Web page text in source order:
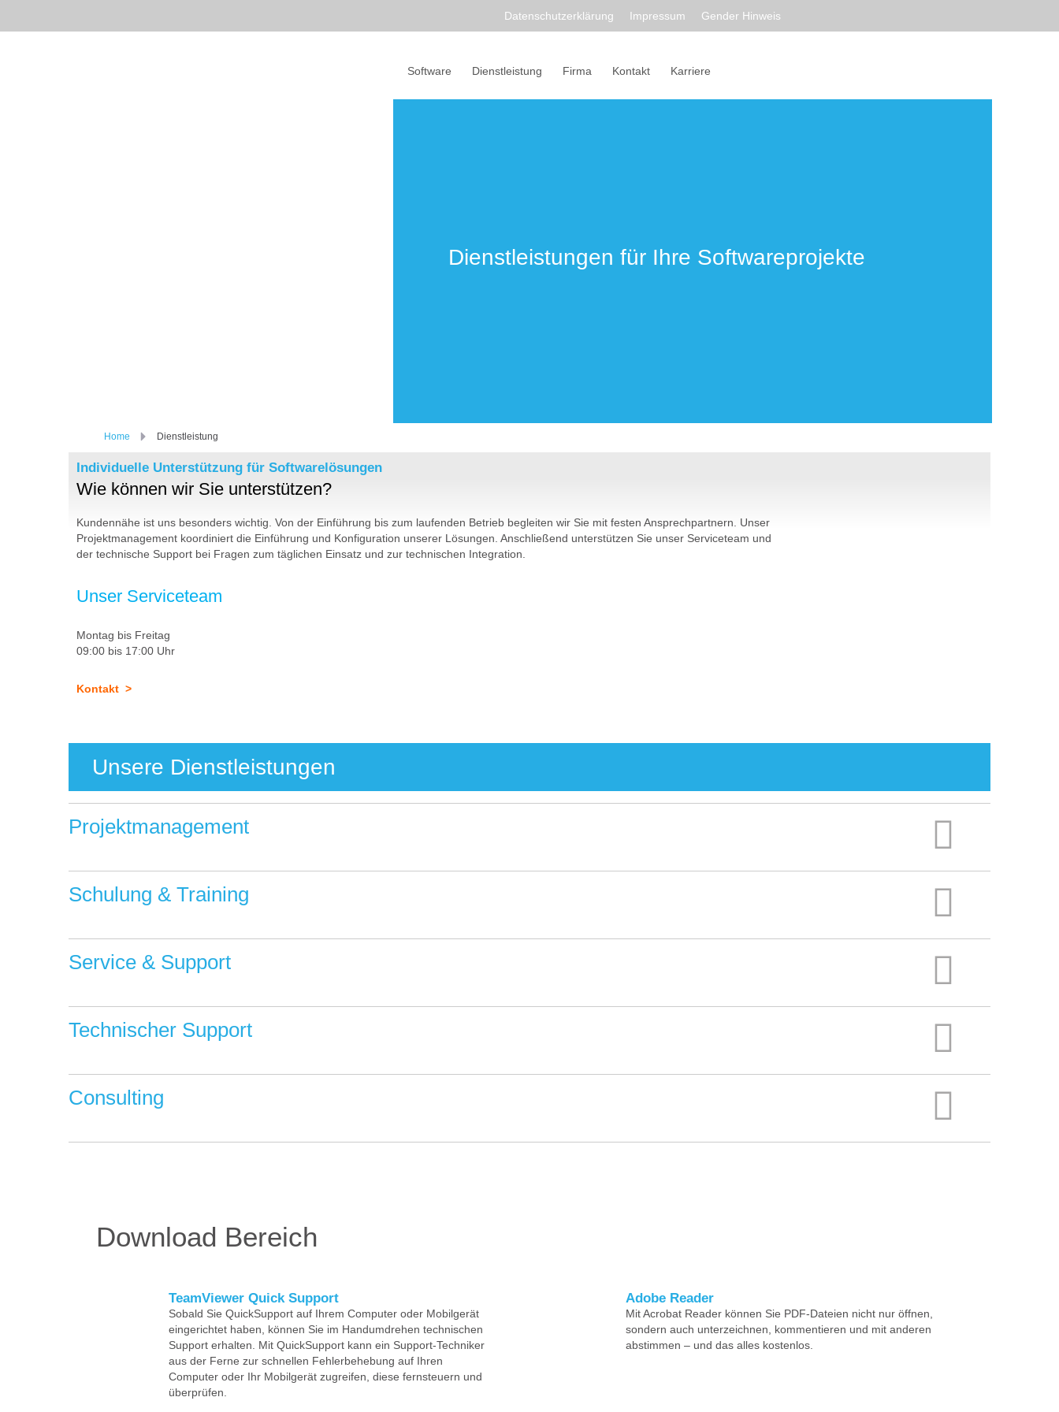
Datenschutzerklärung Impressum Gender Hinweis
Software Dienstleistung Firma Kontakt Karriere
Dienstleistungen für Ihre Softwareprojekte
Home Dienstleistung
Individuelle Unterstützung für Softwarelösungen
Wie können wir Sie unterstützen?
Kundennähe ist uns besonders wichtig. Von der Einführung bis zum laufenden Betrieb begleiten wir Sie mit festen Ansprechpartnern. Unser
Projektmanagement koordiniert die Einführung und Konfiguration unserer Lösungen. Anschließend unterstützen Sie unser Serviceteam und
der technische Support bei Fragen zum täglichen Einsatz und zur technischen Integration.
Unser Serviceteam
Montag bis Freitag
09:00 bis 17:00 Uhr
Kontakt >
Unsere Dienstleistungen
Projektmanagement
Schulung & Training
Service & Support
Technischer Support
Consulting
Download Bereich
TeamViewer Quick Support
Sobald Sie QuickSupport auf Ihrem Computer oder Mobilgerät
eingerichtet haben, können Sie im Handumdrehen technischen
Support erhalten. Mit QuickSupport kann ein Support-Techniker
aus der Ferne zur schnellen Fehlerbehebung auf Ihren
Computer oder Ihr Mobilgerät zugreifen, diese fernsteuern und
überprüfen.
Adobe Reader
Mit Acrobat Reader können Sie PDF-Dateien nicht nur öffnen,
sondern auch unterzeichnen, kommentieren und mit anderen
abstimmen – und das alles kostenlos.